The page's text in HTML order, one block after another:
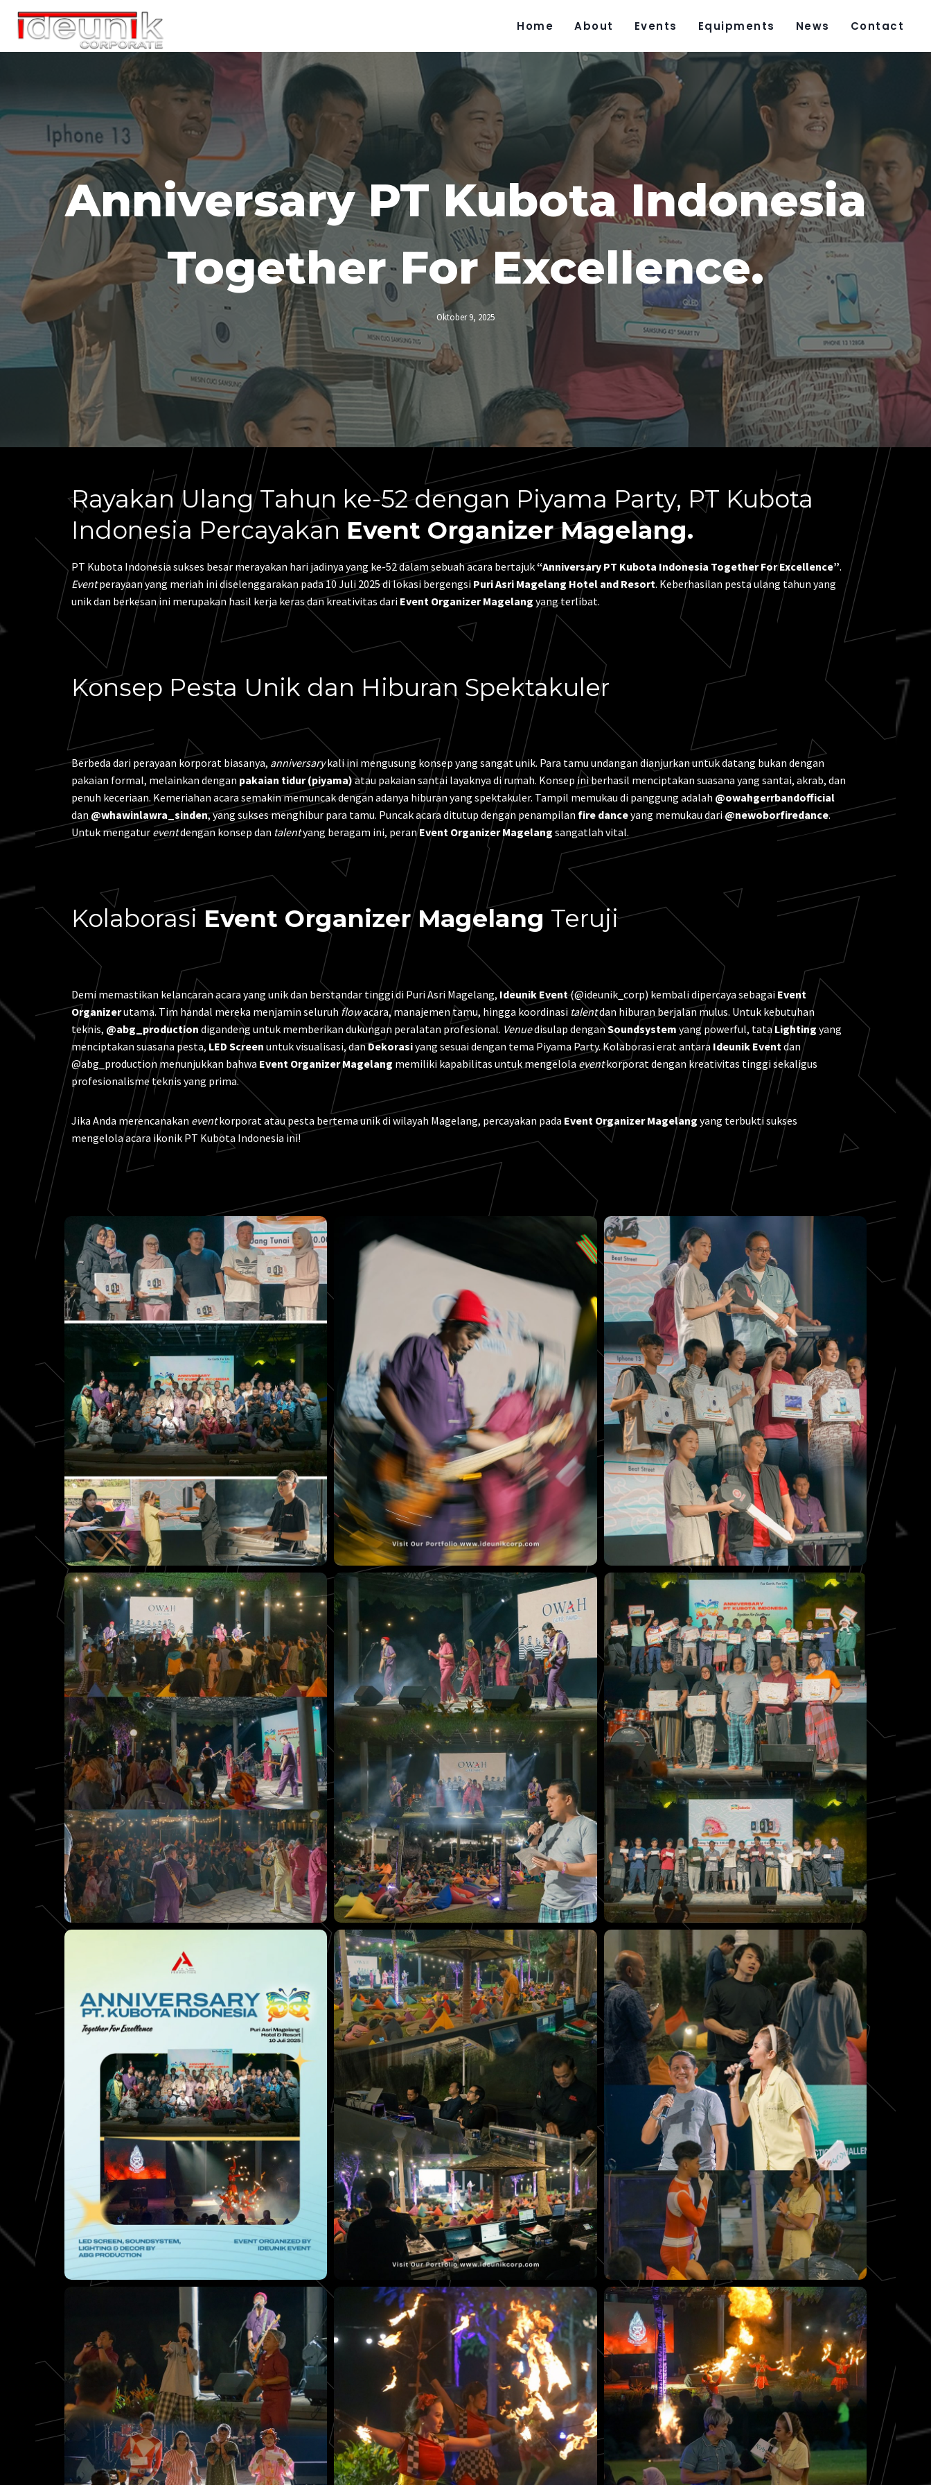
Home About Events Equipments News Contact
Anniversary PT Kubota Indonesia
Together For Excellence.
Oktober 9, 2025
Rayakan Ulang Tahun ke-52 dengan Piyama Party, PT Kubota
Indonesia Percayakan Event Organizer Magelang.
PT Kubota Indonesia sukses besar merayakan hari jadinya yang ke-52 dalam sebuah acara bertajuk“Anniversary PT Kubota Indonesia Together For Excellence”.
Eventperayaan yang meriah ini diselenggarakan pada 10 Juli 2025 di lokasi bergengsi Puri Asri Magelang Hotel and Resort. Keberhasilan pesta ulang tahun yang
unik dan berkesan ini merupakan hasil kerja keras dan kreativitas dari Event Organizer Magelang yang terlibat.
Konsep Pesta Unik dan Hiburan Spektakuler
Berbeda dari perayaan korporat biasanya, anniversarykali ini mengusung konsep yang sangat unik. Para tamu undangan dianjurkan untuk datang bukan dengan
pakaian formal, melainkan dengan pakaian tidur (piyama)atau pakaian santai layaknya di rumah. Konsep ini berhasil menciptakan suasana yang santai, akrab, dan
penuh keceriaan. Kemeriahan acara semakin memuncak dengan adanya hiburan yang spektakuler. Tampil memukau di panggung adalah @owahgerrbandofficial
dan @whawinlawra_sinden, yang sukses menghibur para tamu. Puncak acara ditutup dengan penampilan fire danceyang memukau dari@newoborfiredance.
Untuk mengatur eventdengan konsep dan talentyang beragam ini, peranEvent Organizer Magelang sangatlah vital.
Kolaborasi Event Organizer Magelang Teruji
Demi memastikan kelancaran acara yang unik dan berstandar tinggi di Puri Asri Magelang, Ideunik Event(@ideunik_corp) kembali dipercaya sebagai Event
Organizerutama. Tim handal mereka menjamin seluruh flowacara, manajemen tamu, hingga koordinasi talentdan hiburan berjalan mulus. Untuk kebutuhan
teknis, @abg_production digandeng untuk memberikan dukungan peralatan profesional. Venuedisulap denganSoundsystem yang powerful, tataLighting yang
menciptakan suasana pesta, LED Screen untuk visualisasi, danDekorasiyang sesuai dengan tema Piyama Party. Kolaborasi erat antara Ideunik Event dan
@abg_production menunjukkan bahwa Event Organizer Magelang memiliki kapabilitas untuk mengelola eventkorporat dengan kreativitas tinggi sekaligus
profesionalisme teknis yang prima.
Jika Anda merencanakan eventkorporat atau pesta bertema unik di wilayah Magelang, percayakan pada Event Organizer Magelang yang terbukti sukses
mengelola acara ikonik PT Kubota Indonesia ini!